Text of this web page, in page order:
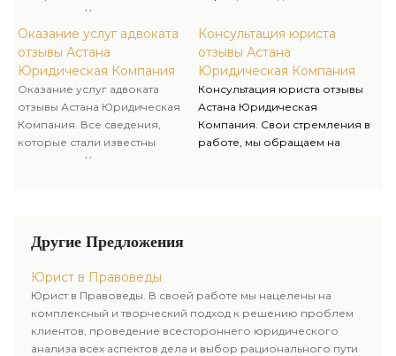
неправомерное разглашение
этих данных.
адвокату от Клиента, считаются
адвокатской тайной и
охраняются Законом. Никто не
имеет права допрашивать
адвоката или требовать
разглашения адвокатской
тайны. Юрист несет личную
неправомерное разглашение
Оказание услуг адвоката
отзывы Астана
Юридическая Компания
Оказание услуг адвоката
отзывы Астана Юридическая
Компания. Все сведения,
которые стали известны
адвокату от Клиента, считаются
разглашения адвокатской
ответственность за
неправомерное разглашение
этих данных.
прав и интересов.
итога для клиентов. После
получения консультации, у вас
останется четкий план
действий, для успешного
разрешения своего вопроса.
Консультация адвоката
способствует осуществлению
Консультация юриста
отзывы Астана
Юридическая Компания
Консультация юриста отзывы
Астана Юридическая
Компания. Свои стремления в
работе, мы обращаем на
осуществлению правосудия и
защите ваших прав и
интересов.
Другие Предложения
Юрист в Правоведы
Юрист в Правоведы. В своей работе мы нацелены на
комплексный и творческий подход к решению проблем
клиентов, проведение всестороннего юридического
анализа всех аспектов дела и выбор рационального пути